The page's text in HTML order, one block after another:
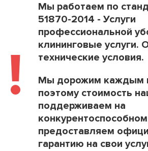
!
Мы работаем по
51870-2014 - Услуги
профессиональной
клининговые услуги.
технические условия.
Мы дорожим каждым
поэтому стоимость
поддерживаем на
предоставляем
гарантию на свои